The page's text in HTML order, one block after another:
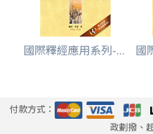
國際釋經應用系列-... 國
付款方式：
政劃撥、